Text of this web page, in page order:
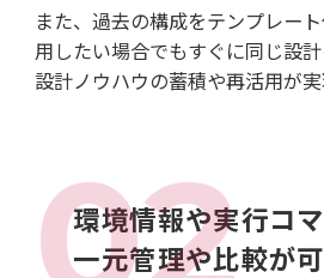
また、過去の構成をテンプレー
用したい場合でもすぐに同じ設計
設計ノウハウの蓄積や再活用が実
環境情報や実行コ
一元管理や比較が